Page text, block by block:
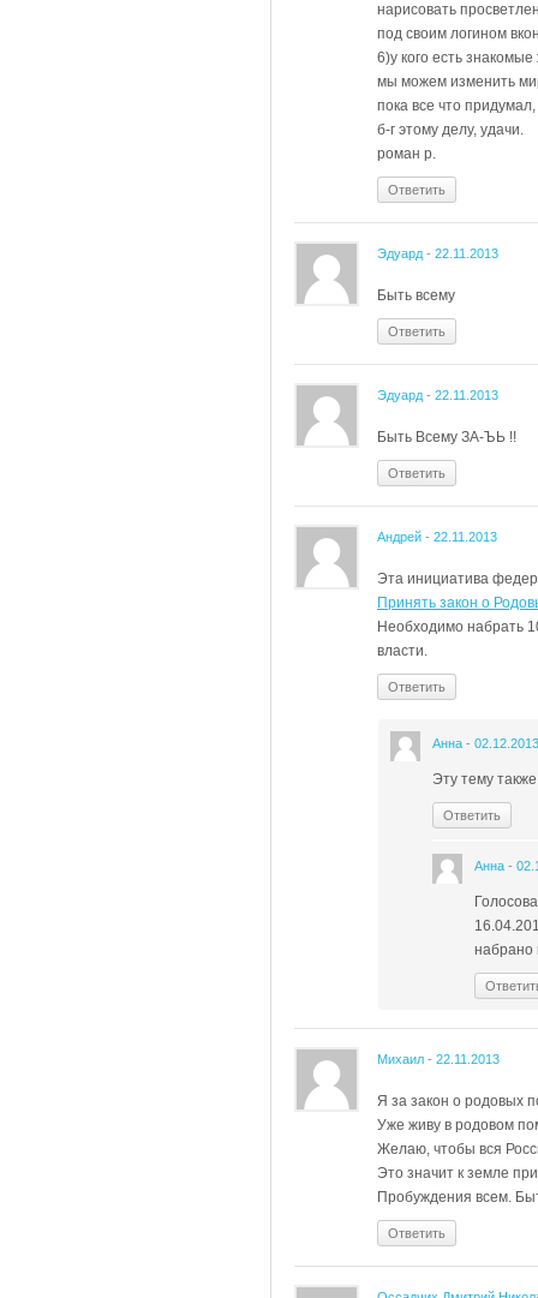
нарисовать
под своим логином
6)у кого есть
мы можем изменить
пока все что
б-г этому делу, удачи.
роман р.
Ответить
Эдуард - 22.11.2013
Быть всему
Ответить
Эдуард - 22.11.2013
Быть Всему ЗА-ЪЬ !!
Ответить
Андрей - 22.11.2013
Эта инициатива
Принять закон о
Необходимо набрать
власти.
Ответить
Анна - 02.12.2013
Эту тему
Ответить
Анна -
набрано
Михаил - 22.11.2013
Я за закон о родовых
Уже живу в родовом
Желаю, чтобы вся
Это значит к земле
Пробуждения всем.
Ответить